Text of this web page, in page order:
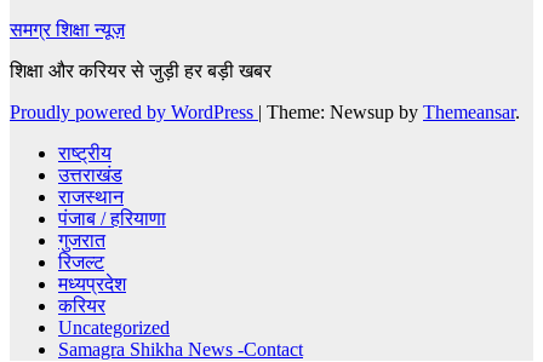
समग्र शिक्षा न्यूज़
शिक्षा और करियर से जुड़ी हर बड़ी खबर
Proudly powered by WordPress | Theme: Newsup by Themeansar.
राष्ट्रीय
उत्तराखंड
राजस्थान
पंजाब / हरियाणा
गुजरात
रिजल्ट
मध्यप्रदेश
करियर
Uncategorized
Samagra Shikha News -Contact